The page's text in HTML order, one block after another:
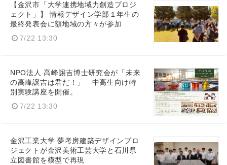
【金沢市「大学連携地域力創造プロジ
ェクト」】 情報デザイン学部１年生の
最終発表会に額地域の方々が参加
7/22 13:30
NPO法人 高峰譲吉博士研究会が「未来
の高峰譲吉は君だ！」 中高生向け特
別実験講座を開催。
7/22 13:30
金沢工業大学 夢考房建築デザインプロ
ジェクトが金沢美術工芸大学と石川県
立図書館を模型で再現